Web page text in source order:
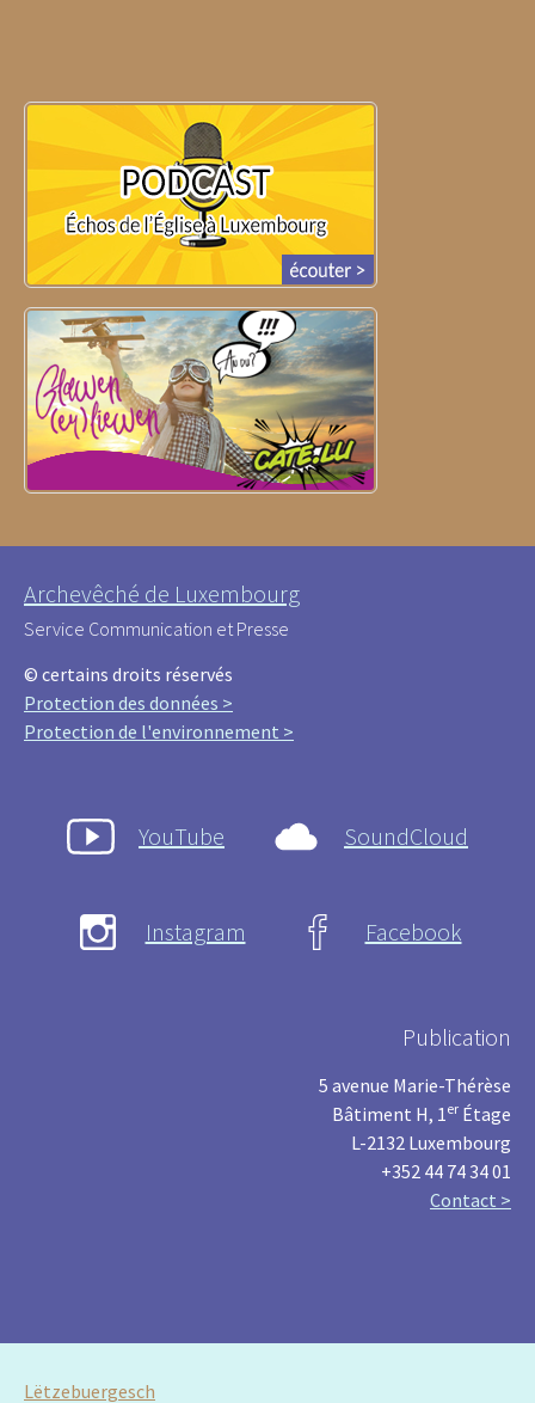
Archevêché de Luxembourg
Service Communication et Presse
© certains droits réservés
Protection des données >
Protection de l'environnement >
YouTube SoundCloud
Instagram Facebook
Publication
5 avenue Marie-Thérèse
Bâtiment H, 1er Étage
L-2132 Luxembourg
+352 44 74 34 01
Contact >
Lëtzebuergesch